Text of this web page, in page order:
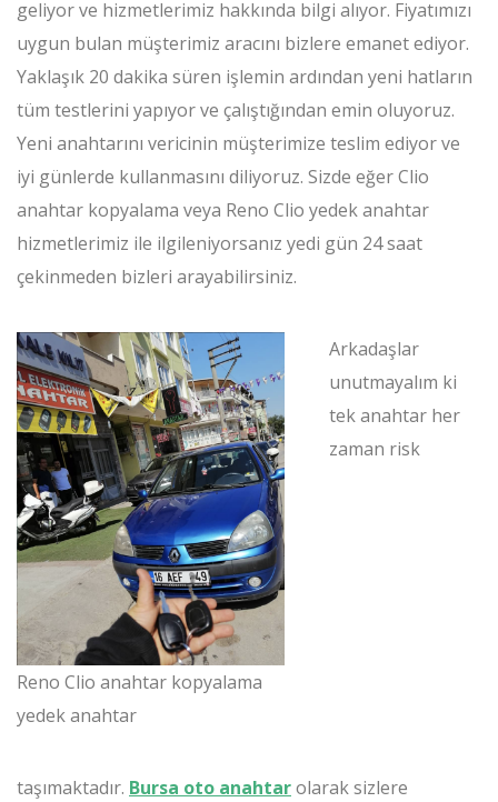
geliyor ve hizmetlerimiz hakkında bilgi alıyor. Fiyatımızı
uygun bulan müşterimiz aracını bizlere emanet ediyor.
Yaklaşık 20 dakika süren işlemin ardından yeni hatların
tüm testlerini yapıyor ve çalıştığından emin oluyoruz.
Yeni anahtarını vericinin müşterimize teslim ediyor ve
iyi günlerde kullanmasını diliyoruz. Sizde eğer Clio
anahtar kopyalama veya Reno Clio yedek anahtar
hizmetlerimiz ile ilgileniyorsanız yedi gün 24 saat
çekinmeden bizleri arayabilirsiniz.
Reno Clio anahtar kopyalama
yedek anahtar
Arkadaşlar
unutmayalım ki
tek anahtar her
zaman risk
taşımaktadır. Bursa oto anahtarolarak sizlere